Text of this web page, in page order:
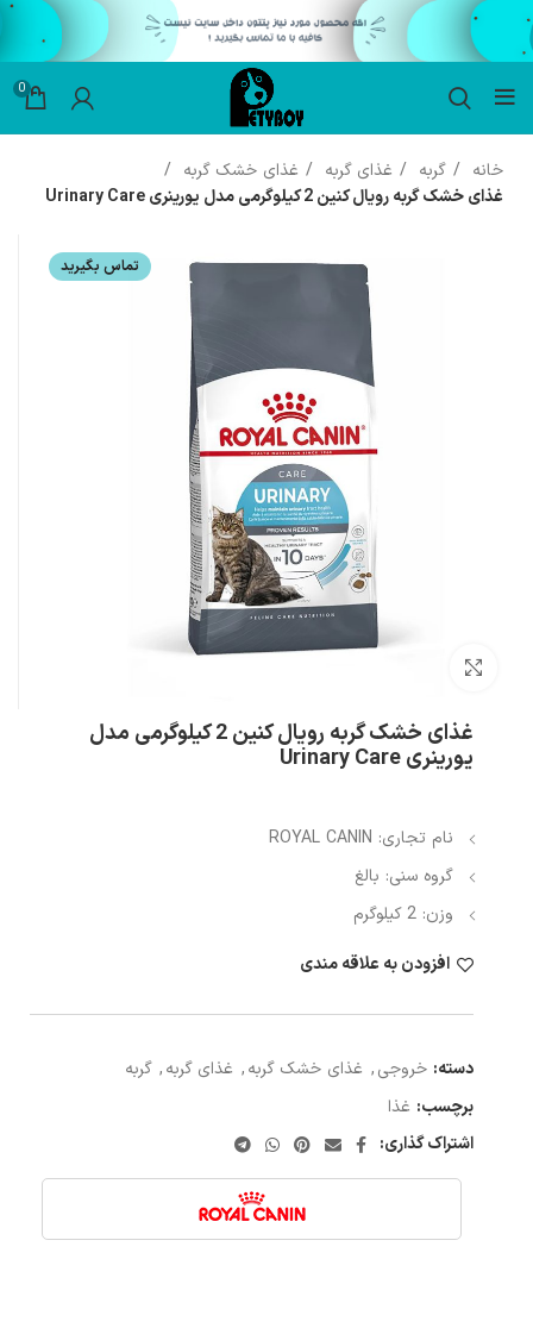
0
خانه گربه غذای گربه
غذای خشک گربه
غذای خشک گربه رویال کنین 2 کیلوگرمی مدل یورینری Urinary Care
تماس بگیرید
غذای خشک گربه رویال کنین 2 کیلوگرمی مدل
یورینری Urinary Care
نام تجاری: ROYAL CANIN
گروه سنی: بالغ
وزن: 2 کیلوگرم
افزودن به علاقه مندی
دسته: خروجی, غذای خشک گربه, غذای گربه, گربه
برچسب: غذا
اشتراک گذاری: